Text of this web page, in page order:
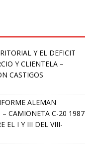
Y EL DEFICIT
Y CLIENTELA –
CASTIGOS
ALEMAN
CAMIONETA C-20 1987
EL I Y III DEL VIII-